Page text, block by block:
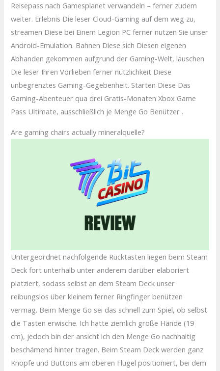
Reisepass nach Gamesplanet verwandeln – ferner zudem
weiter. Erlebnis Die leser Cloud-Gaming auf dem weg zu,
streamen Diese bei Einem Legion PC ferner nutzen Sie unser
Android-Emulation. Bahnen Diese sich Diesen eigenen
Abhanden gekommen aufgrund der Gaming-Welt, lauschen
Die leser Ihren Vorlieben ferner nützlichkeit Diese
unbegrenztes Gaming-Gegebenheit. Starten Diese Das
Gaming-Abenteuer qua drei Gratis-Monaten Xbox Game
Pass Ultimate, ausschließlich je Menge Go Benützer .
Are gaming chairs actually mineralquelle?
Untergeordnet nachfolgende Rücktasten liegen beim Steam
Deck fort unterhalb unter anderem darüber elaboriert
platziert, sodass selbst an dem Steam Deck unser
reibungslos über kleinem ferner Ringfinger benützen
vermag. Beim Menge Go sei das schnell zum Spiel, ob selbst
die Tasten erwische. Ich hatte ziemlich große Hände (19
cm), jedoch bin der ansicht ich den Menge Go nachhaltig
beschämend hinter tragen. Beim Steam Deck werden ganz
Knöpfe und Buttons am oberen Flügel positioniert, bei dem